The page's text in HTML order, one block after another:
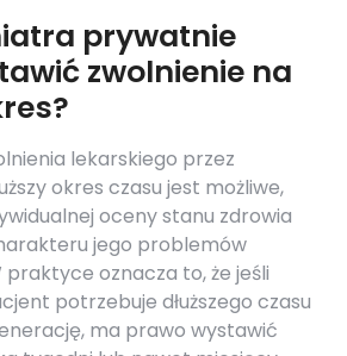
prywatnie
zwolnienie na
lekarskiego przez
okres czasu jest możliwe,
oceny stanu zdrowia
jego problemów
oznacza to, że jeśli
potrzebuje dłuższego czasu
ma prawo wystawić